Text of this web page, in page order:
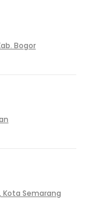
Bogor
Kota Semarang